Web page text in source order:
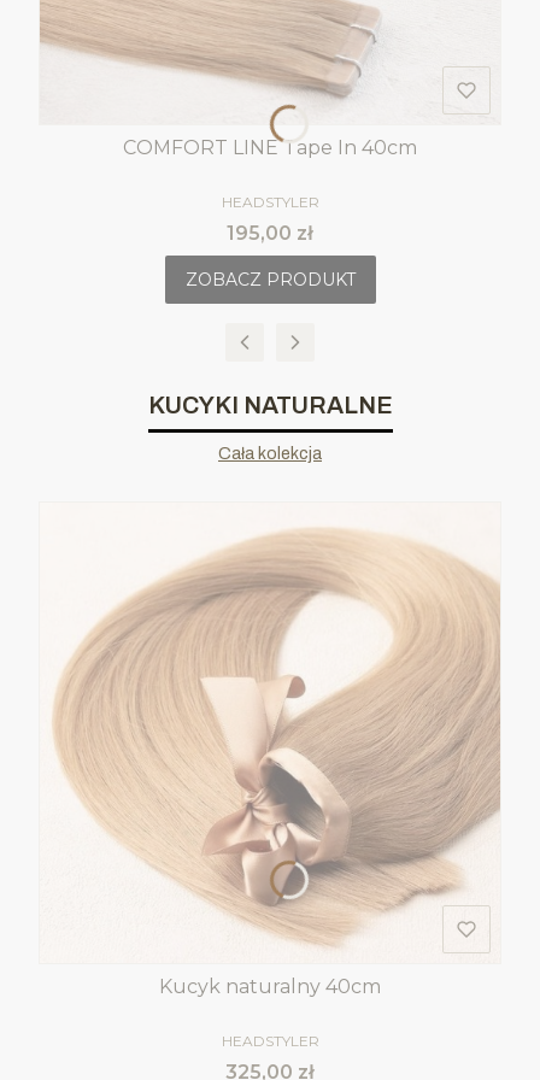
COMFORT LINE Tape In 40cm
PRODUCENT
HEADSTYLER
Cena
195,00 zł
ZOBACZ PRODUKT
KUCYKI NATURALNE
Cała kolekcja
Kucyk naturalny 40cm
PRODUCENT
HEADSTYLER
Cena
325,00 zł